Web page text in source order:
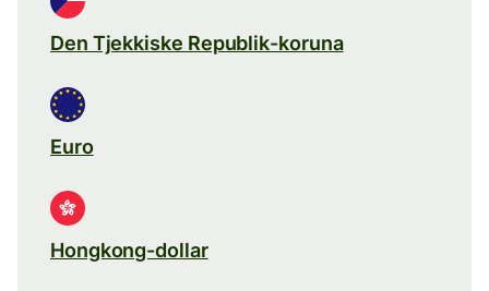
Den Tjekkiske Republik-koruna
Euro
Hongkong-dollar